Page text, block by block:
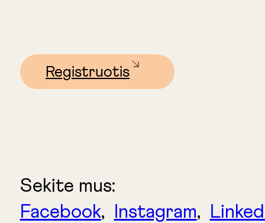
Registruotis
Sekite mus:
Facebook, Instagram,